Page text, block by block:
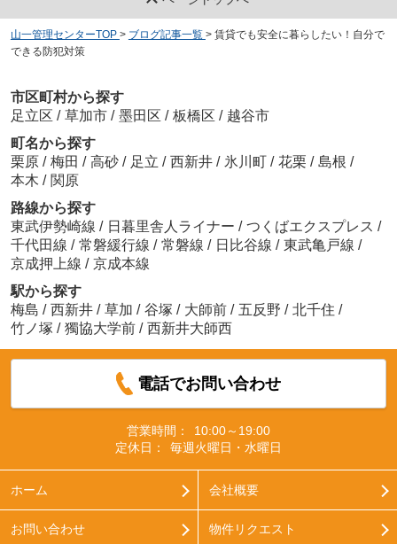
山一管理センターTOP > ブログ記事一覧 > 賃貸でも安全に暮らしたい！自分で
できる防犯対策
市区町村から探す
足立区 / 草加市 / 墨田区 / 板橋区 / 越谷市
町名から探す
栗原 / 梅田 / 高砂 / 足立 / 西新井 / 氷川町 / 花栗 / 島根 /
本木 / 関原
路線から探す
東武伊勢崎線 / 日暮里舎人ライナー / つくばエクスプレス /
千代田線 / 常磐緩行線 / 常磐線 / 日比谷線 / 東武亀戸線 /
京成押上線 / 京成本線
駅から探す
梅島 / 西新井 / 草加 / 谷塚 / 大師前 / 五反野 / 北千住 /
竹ノ塚 / 獨協大学前 / 西新井大師西
電話でお問い合わせ
営業時間：
10:00～19:00
定休日：
毎週火曜日・水曜日
ホーム 会社概要
お問い合わせ 物件リクエスト